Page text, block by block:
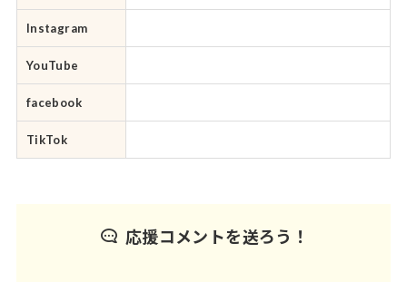
Instagram
YouTube
facebook
TikTok
応援コメントを送ろう！